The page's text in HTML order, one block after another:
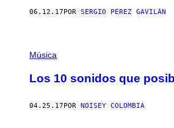
06.12.17 POR SERGIO PÉREZ GAVILÁN
Música
Los 10 sonidos que
04.25.17POR NOISEY COLOMBIA